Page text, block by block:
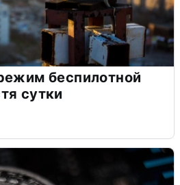
беспилотной
сутки